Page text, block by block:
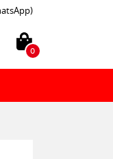
0